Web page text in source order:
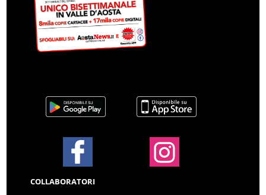
COLLABORATORI